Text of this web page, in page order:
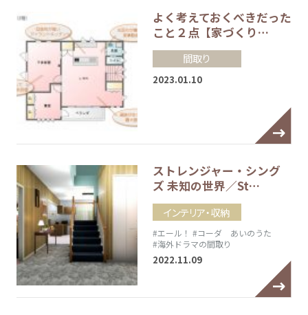
よく考えておくべきだった
こと２点【家づくり…
間取り
2023.01.10
ストレンジャー・シング
ズ 未知の世界／St…
インテリア・収納
#エール！ #コーダ あいのうた
#海外ドラマの間取り
2022.11.09